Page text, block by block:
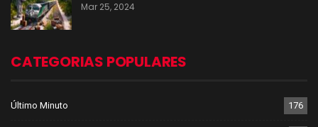
Mar 25, 2024
CATEGORIAS POPULARES
Último Minuto 176